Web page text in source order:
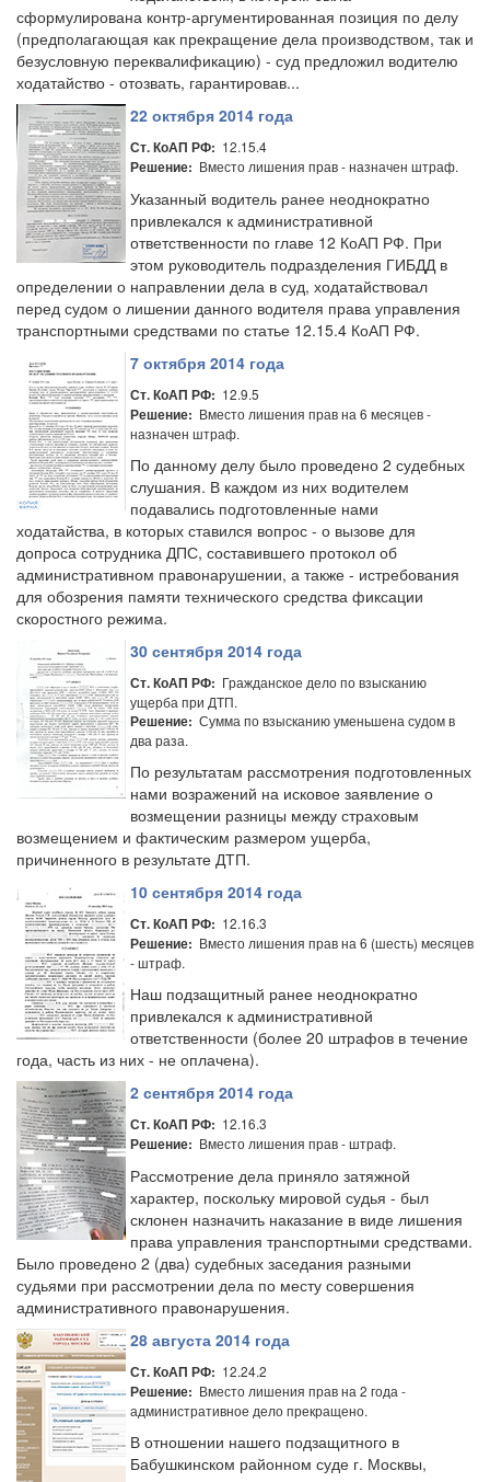
сформулирована контр-аргументированная позиция по делу
(предполагающая как прекращение дела производством, так и
безусловную переквалификацию) - суд предложил водителю
ходатайство - отозвать, гарантировав...
22 октября 2014 года
Ст. КоАП РФ: 12.15.4
Решение: Вместо лишения прав - назначен штраф.
Указанный водитель ранее неоднократно
привлекался к административной
ответственности по главе 12 КоАП РФ. При
этом руководитель подразделения ГИБДД в
определении о направлении дела в суд, ходатайствовал
перед судом о лишении данного водителя права управления
транспортными средствами по статье 12.15.4 КоАП РФ.
7 октября 2014 года
Ст. КоАП РФ: 12.9.5
Решение: Вместо лишения прав на 6 месяцев -
назначен штраф.
По данному делу было проведено 2 судебных
слушания. В каждом из них водителем
подавались подготовленные нами
ходатайства, в которых ставился вопрос - о вызове для
допроса сотрудника ДПС, составившего протокол об
административном правонарушении, а также - истребования
для обозрения памяти технического средства фиксации
скоростного режима.
30 сентября 2014 года
Ст. КоАП РФ: Гражданское дело по взысканию
ущерба при ДТП.
Решение: Сумма по взысканию уменьшена судом в
два раза.
По результатам рассмотрения подготовленных
нами возражений на исковое заявление о
возмещении разницы между страховым
возмещением и фактическим размером ущерба,
причиненного в результате ДТП.
10 сентября 2014 года
Ст. КоАП РФ: 12.16.3
Решение: Вместо лишения прав на 6 (шесть) месяцев
- штраф.
Наш подзащитный ранее неоднократно
привлекался к административной
ответственности (более 20 штрафов в течение
года, часть из них - не оплачена).
2 сентября 2014 года
Ст. КоАП РФ: 12.16.3
Решение: Вместо лишения прав - штраф.
Рассмотрение дела приняло затяжной
характер, поскольку мировой судья - был
склонен назначить наказание в виде лишения
права управления транспортными средствами.
Было проведено 2 (два) судебных заседания разными
судьями при рассмотрении дела по месту совершения
административного правонарушения.
28 августа 2014 года
Ст. КоАП РФ: 12.24.2
Решение: Вместо лишения прав на 2 года -
административное дело прекращено.
В отношении нашего подзащитного в
Бабушкинском районном суде г. Москвы,